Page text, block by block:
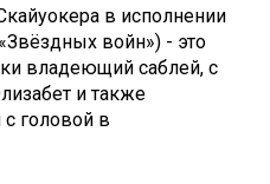
в исполнении
войн») - это
владеющий саблей, с
и также
головой в